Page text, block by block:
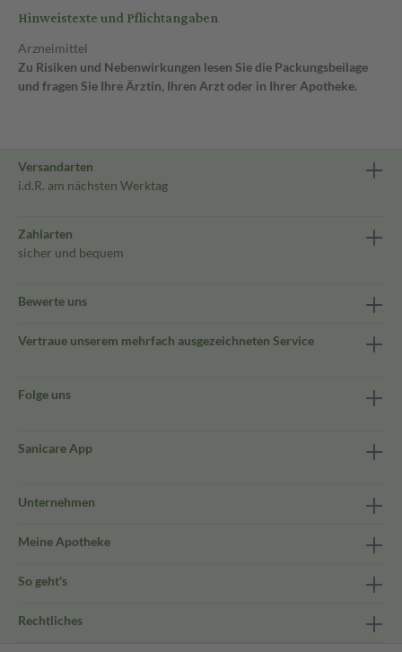
Hinweistexte und Pflichtangaben
Arzneimittel
Zu Risiken und Nebenwirkungen lesen Sie die Packungsbeilage
und fragen Sie Ihre Ärztin, Ihren Arzt oder in Ihrer Apotheke.
Versandarten
i.d.R. am nächsten Werktag
Zahlarten
sicher und bequem
Bewerte uns
Vertraue unserem mehrfach ausgezeichneten Service
Folge uns
Sanicare App
Unternehmen
Meine Apotheke
So geht's
Rechtliches